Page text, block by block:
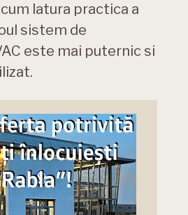
latura practica a
sistem de
este mai puternic si